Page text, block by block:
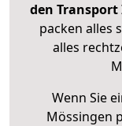
den
packen alles
alles
Wenn Sie
Mössingen